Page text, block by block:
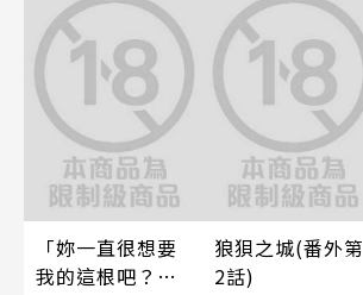
「妳一直很想要
我的這根吧？」
狼狽之城(番外第
2話)